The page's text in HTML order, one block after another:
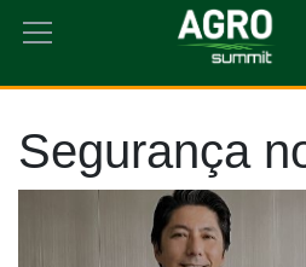
HOME SEGURANÇA NO CAMPO
Segurança